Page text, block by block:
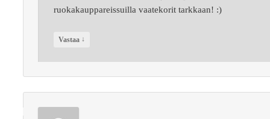
ruokakauppareissuilla vaatekorit tarkkaan! :)
Vastaa ↓